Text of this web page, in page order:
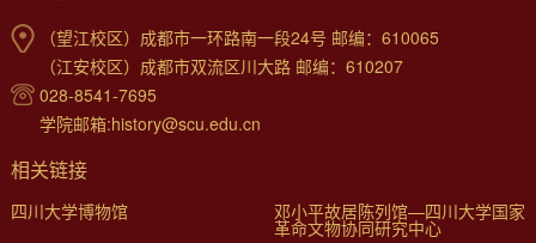
（望江校区）成都市一环路南一段24号 邮编：610065
（江安校区）成都市双流区川大路 邮编：610207
028-8541-7695
学院邮箱:history@scu.edu.cn
相关链接
四川大学博物馆 邓小平故居陈列馆—四川大学国家
革命文物协同研究中心